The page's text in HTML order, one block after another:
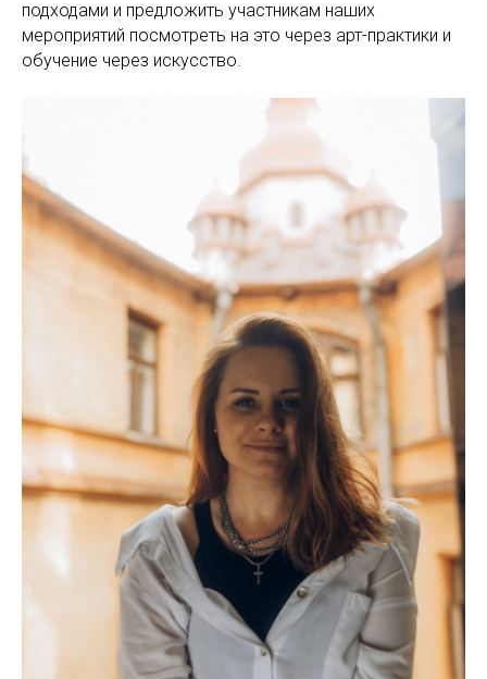
подходами и предложить участникам наших
мероприятий посмотреть на это через арт-практики и
обучение через искусство.